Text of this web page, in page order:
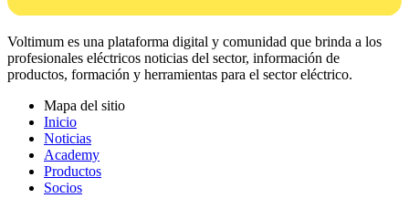
Voltimum es una plataforma digital y comunidad que brinda a los
profesionales eléctricos noticias del sector, información de
productos, formación y herramientas para el sector eléctrico.
Mapa del sitio
Inicio
Noticias
Academy
Productos
Socios